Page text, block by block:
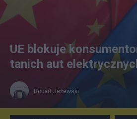
Zdjęcie ilustracyjne. Autor/
UE blokuje
tanich aut
Robert Jeżewski